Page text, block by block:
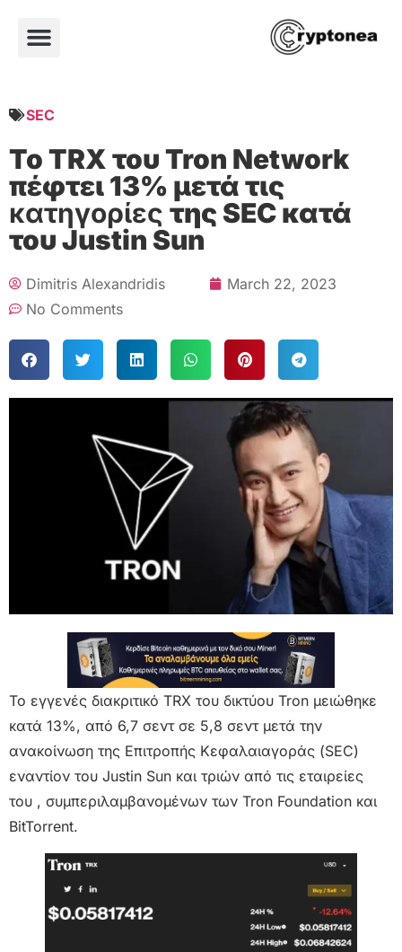
SEC
Το TRX του Tron Network
πέφτει 13% μετά τις
κατηγορίες της SEC κατά
του Justin Sun
Dimitris Alexandridis
March 22, 2023
No Comments
Το εγγενές διακριτικό TRX του δικτύου Tron μειώθηκε
κατά 13%, από 6,7 σεντ σε 5,8 σεντ μετά την
ανακοίνωση της Επιτροπής Κεφαλαιαγοράς (SEC)
εναντίον του Justin Sun και τριών από τις εταιρείες
του , συμπεριλαμβανομένων των Tron Foundation και
BitTorrent.